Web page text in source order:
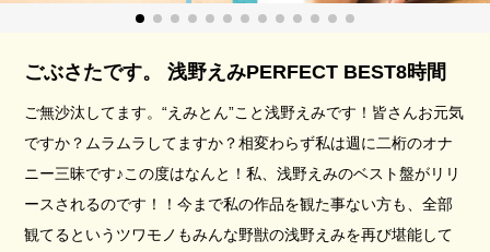
ごぶさたです。 浅野えみPERFECT BEST8時間
ご無沙汰してます。“えみとん”こと浅野えみです！皆さんお元気
ですか？ムラムラしてますか？相変わらず私は週に二桁のオナ
ニー三昧です♪この度はなんと！私、浅野えみのベスト盤がリリ
ースされるのです！！今まで私の作品を観た事ない方も、全部
観てるというツワモノもみんな野獣の浅野えみを再び堪能して